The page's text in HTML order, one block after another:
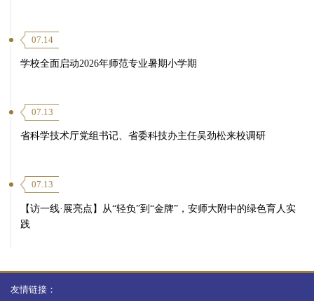
07.14
学校全面启动2026年师范专业暑期小学期
07.13
省科学技术厅党组书记、省委科技办主任吴劲松来校调研
07.13
【访一线·展亮点】从“轻负”到“金牌”，安师大附中的绿色育人实
践
友情链接：